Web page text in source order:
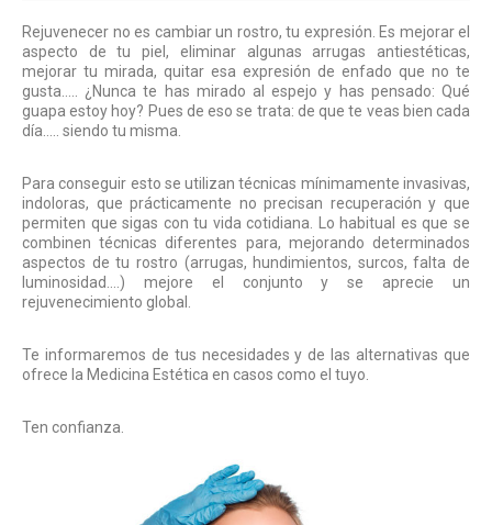
Rejuvenecer no es cambiar un rostro, tu expresión. Es mejorar el
aspecto de tu piel, eliminar algunas arrugas antiestéticas,
mejorar tu mirada, quitar esa expresión de enfado que no te
gusta….. ¿Nunca te has mirado al espejo y has pensado: Qué
guapa estoy hoy? Pues de eso se trata: de que te veas bien cada
día….. siendo tu misma.
Para conseguir esto se utilizan técnicas mínimamente invasivas,
indoloras, que prácticamente no precisan recuperación y que
permiten que sigas con tu vida cotidiana. Lo habitual es que se
combinen técnicas diferentes para, mejorando determinados
aspectos de tu rostro (arrugas, hundimientos, surcos, falta de
luminosidad….) mejore el conjunto y se aprecie un
rejuvenecimiento global.
Te informaremos de tus necesidades y de las alternativas que
ofrece la Medicina Estética en casos como el tuyo.
Ten confianza.